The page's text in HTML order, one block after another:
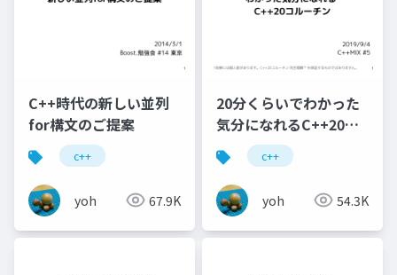
C++時代の新しい並列
for構文のご提案
c++
yoh 67.9K
20分くらいでわかった
気分になれるC++20コ
ルーチン
c++
yoh 54.3K